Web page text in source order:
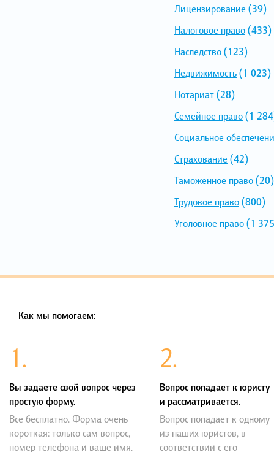
Лицензирование (39)
Налоговое право(433)
Наследство(123)
Недвижимость(1 023)
Нотариат(28)
Семейное право(1
Социальное
Страхование (42)
Таможенное право(20)
Трудовое право(800)
Уголовное право(1
Как мы помогаем:
1.
Вы задаете свой вопрос через
простую форму.
Все бесплатно. Форма очень
короткая: только сам вопрос,
номер телефона и ваше имя.
2.
Вопрос попадает к юристу
и рассматривается.
Вопрос попадает к одному
из наших юристов, в
соответствии с его